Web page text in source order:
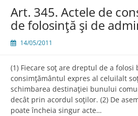
Art. 345. Actele de
de folosinţă şi de
14/05/2011
(1) Fiecare soţ are dreptul de a
consimţământul expres al celuilalt
schimbarea destinaţiei bunului
decât prin acordul soţilor. (2) De
poate încheia singur acte…